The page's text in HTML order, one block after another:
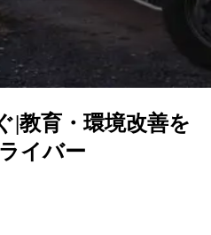
|教育・環境改善を
イバー